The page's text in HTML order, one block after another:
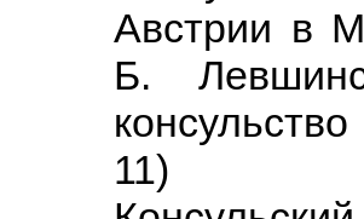
Австрии в
Б.
11)